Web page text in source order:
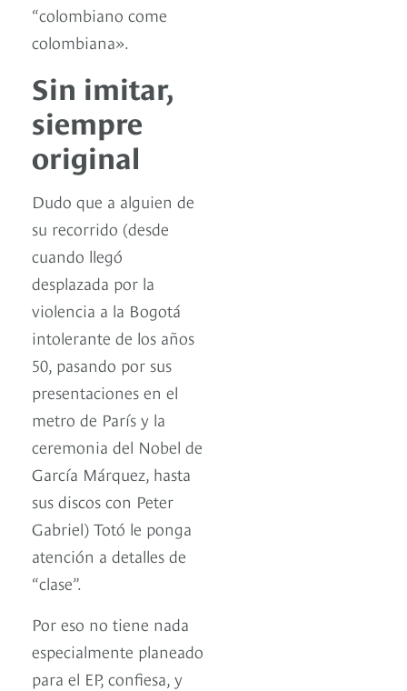
“colombiano come
colombiana».
Sin imitar,
siempre
original
Dudo que a alguien de
su recorrido (desde
cuando llegó
desplazada por la
violencia a la Bogotá
intolerante de los años
50, pasando por sus
presentaciones en el
metro de París y la
ceremonia del Nobel de
García Márquez, hasta
sus discos con Peter
Gabriel) Totó le ponga
atención a detalles de
“clase”.
Por eso no tiene nada
especialmente planeado
para el EP, confiesa, y